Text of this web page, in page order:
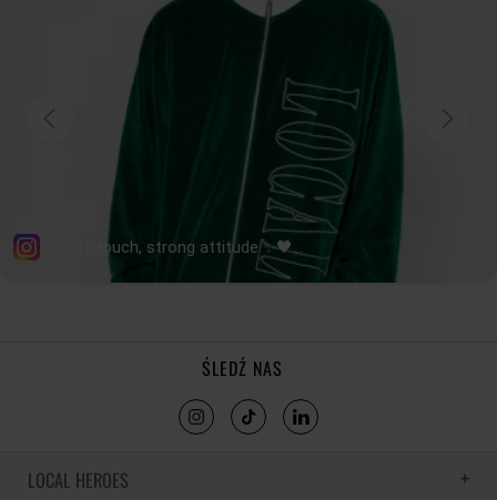
ŚLEDŹ NAS
LOCAL HEROES